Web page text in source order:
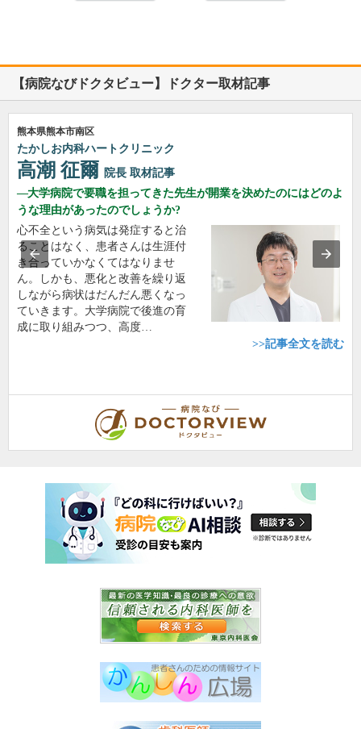
【病院なびドクタビュー】ドクター取材記事
熊本県熊本市南区
たかしお内科ハートクリニック
高潮 征爾 院長 取材記事
大学病院で要職を担ってきた先生が開業を決めたのにはどのよ
うな理由があったのでしょうか?
心不全という病気は発症すると治
ることはなく、患者さんは生涯付
き合っていかなくてはなりませ
ん。しかも、悪化と改善を繰り返
しながら病状はだんだん悪くなっ
ていきます。大学病院で後進の育
成に取り組みつつ、高度…
>>記事全文を読む